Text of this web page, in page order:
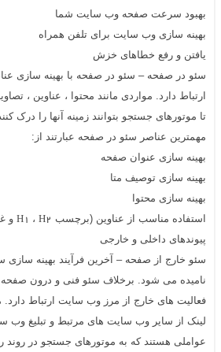
بهبود سرعت صفحه وب سایت شما
بهینه سازی وب سایت برای تلفن همراه
یافتن و رفع خطاهای خزش
سئو در صفحه – سئو در صفحه با بهینه سازی
ارتباط دارد. مواردی مانند محتوا ، عناوین ،
تا موتورهای جستجو بتوانند زمینه آنها را درک
مهمترین عناصر سئو در صفحه عبارتند از:
بهینه سازی عنوان صفحه
بهینه سازی توصیف متا
بهینه سازی محتوا
استفاده مناسب از عناوین (برچسب
H1 ،H2
و
پیوندهای داخلی و خارجی
سئو خارج از صفحه – آخرین فرآیند بهینه
نامیده می شود. برخلاف سئو فنی و درون صفحه
فعالیت های خارج از مرز وب سایت ارتباط دارد.
لینک از سایر وب سایت های مرتبط و تبلیغ وب
عواملی هستند که به موتورهای جستجو در روند